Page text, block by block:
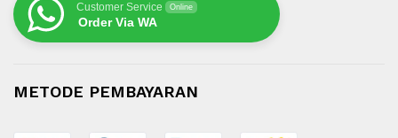
Customer Service Online
Order Via WA
METODE PEMBAYARAN